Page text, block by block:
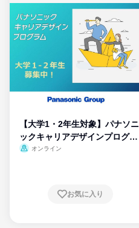
【大学1・2年生対象】パナソニ
ックキャリアデザインプログラ
ム
オンライン
お気に入り